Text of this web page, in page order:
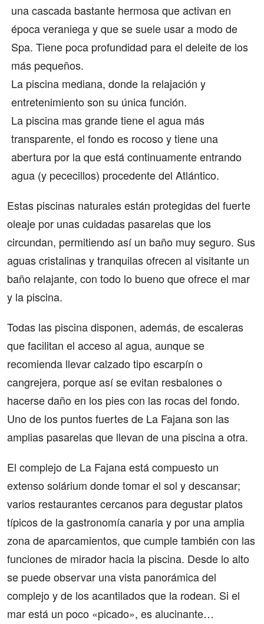
una cascada bastante hermosa que activan en
época veraniega y que se suele usar a modo de
Spa. Tiene poca profundidad para el deleite de los
más pequeños.
La piscina mediana, donde la relajación y
entretenimiento son su única función.
La piscina mas grande tiene el agua más
transparente, el fondo es rocoso y tiene una
abertura por la que está continuamente entrando
agua (y pececillos) procedente del Atlántico.
Estas piscinas naturales están protegidas del fuerte
oleaje por unas cuidadas pasarelas que los
circundan, permitiendo así un baño muy seguro. Sus
aguas cristalinas y tranquilas ofrecen al visitante un
baño relajante, con todo lo bueno que ofrece el mar
y la piscina.
Todas las piscina disponen, además, de escaleras
que facilitan el acceso al agua, aunque se
recomienda llevar calzado tipo escarpín o
cangrejera, porque así se evitan resbalones o
hacerse daño en los pies con las rocas del fondo.
Uno de los puntos fuertes de La Fajana son las
amplias pasarelas que llevan de una piscina a otra.
El complejo de La Fajana está compuesto un
extenso solárium donde tomar el sol y descansar;
varios restaurantes cercanos para degustar platos
típicos de la gastronomía canaria y por una amplia
zona de aparcamientos, que cumple también con las
funciones de mirador hacia la piscina. Desde lo alto
se puede observar una vista panorámica del
complejo y de los acantilados que la rodean. Si el
mar está un poco «picado», es alucinante…